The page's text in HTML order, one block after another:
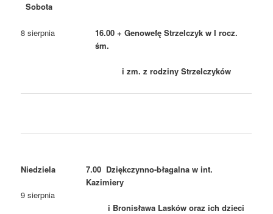
Sobota
8 sierpnia
16.00 + Genowefę Strzelczyk w I rocz.
śm.
i zm. z rodziny Strzelczyków
Niedziela
9 sierpnia
7.00 Dziękczynno-błagalna w int.
Kazimiery
i Bronisława Lasków oraz ich dzieci